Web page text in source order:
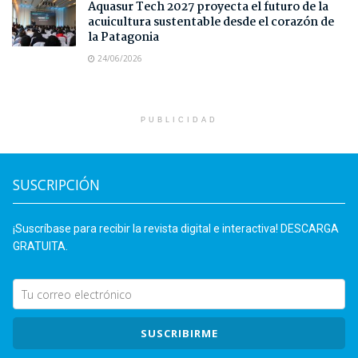
Aquasur Tech 2027 proyecta el futuro de la
acuicultura sustentable desde el corazón de
la Patagonia
24/06/2026
PUBLICIDAD
SUSCRIPCIÓN
¡Suscríbase para recibir la revista digital e interactiva! DESCARGA
GRATUITA.
SUSCRIBIRME